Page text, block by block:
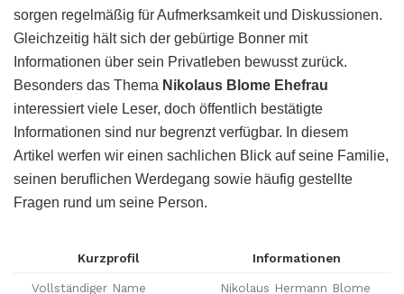
sorgen regelmäßig für Aufmerksamkeit und Diskussionen.
Gleichzeitig hält sich der gebürtige Bonner mit
Informationen über sein Privatleben bewusst zurück.
Besonders das Thema Nikolaus Blome Ehefrau
interessiert viele Leser, doch öffentlich bestätigte
Informationen sind nur begrenzt verfügbar. In diesem
Artikel werfen wir einen sachlichen Blick auf seine Familie,
seinen beruflichen Werdegang sowie häufig gestellte
Fragen rund um seine Person.
Kurzprofil Informationen
Vollständiger Name Nikolaus Hermann Blome